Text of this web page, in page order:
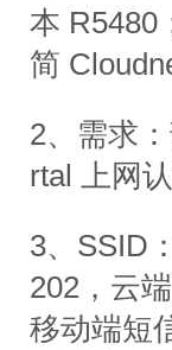
本 R5480
简
2、需求
rtal 上网认
3、SSID
202，云
移动端短